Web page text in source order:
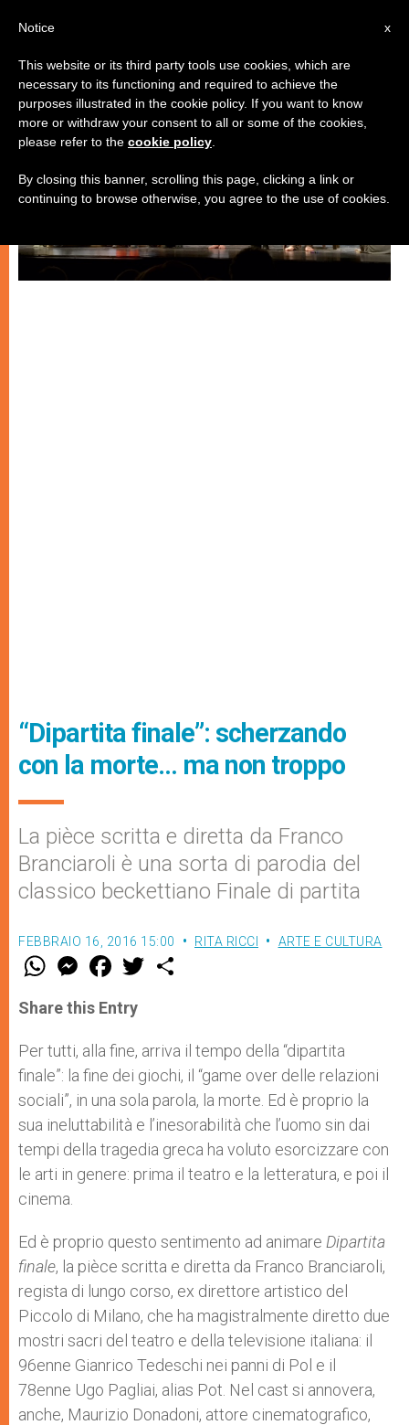
ARTE E CULTURA
“Dipartita finale”: scherzando
con la morte… ma non troppo
La pièce scritta e diretta da Franco
Branciaroli è una sorta di parodia del
classico beckettiano Finale di partita
FEBBRAIO 16, 2016 15:00 RITA RICCI ARTE E CULTURA
W
t
s
p
p
M
e
s
e
g
e
r
F
a
e
b
o
k
w
r
Share this Entry
Per tutti, alla fine, arriva il tempo della “dipartita
finale”: la fine dei giochi, il “game over delle relazioni
sociali”, in una sola parola, la morte. Ed è proprio la
sua ineluttabilità e l’inesorabilità che l’uomo sin dai
tempi della tragedia greca ha voluto esorcizzare con
le arti in genere: prima il teatro e la letteratura, e poi il
cinema.
Ed è proprio questo sentimento ad animare Dipartita
finale, la pièce scritta e diretta da Franco Branciaroli,
regista di lungo corso, ex direttore artistico del
Piccolo di Milano, che ha magistralmente diretto due
mostri sacri del teatro e della televisione italiana: il
96enne Gianrico Tedeschi nei panni di Pol e il
78enne Ugo Pagliai, alias Pot. Nel cast si annovera,
anche, Maurizio Donadoni, attore cinematografico,
x
Notice
This website or its third party tools use cookies, which are
necessary to its functioning and required to achieve the
purposes illustrated in the cookie policy. If you want to know
more or withdraw your consent to all or some of the cookies,
please refer to the cookie policy
By closing this banner, scrolling this page, clicking a link or
continuing to browse otherwise, you agree to the use of cookies.